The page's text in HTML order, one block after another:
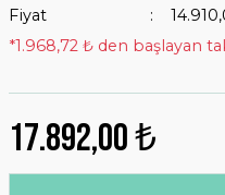
Fiyat
*1.968,72 ₺ den başlayan
17.892,00 ₺